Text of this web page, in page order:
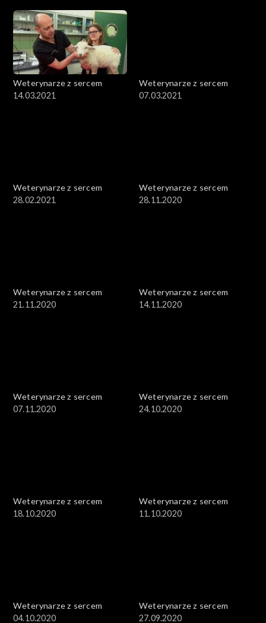
Weterynarze z sercem
14.03.2021
Weterynarze z sercem
07.03.2021
Weterynarze z sercem
28.02.2021
Weterynarze z sercem
28.11.2020
Weterynarze z sercem
21.11.2020
Weterynarze z sercem
14.11.2020
Weterynarze z sercem
07.11.2020
Weterynarze z sercem
24.10.2020
Weterynarze z sercem
18.10.2020
Weterynarze z sercem
11.10.2020
Weterynarze z sercem
04.10.2020
Weterynarze z sercem
27.09.2020